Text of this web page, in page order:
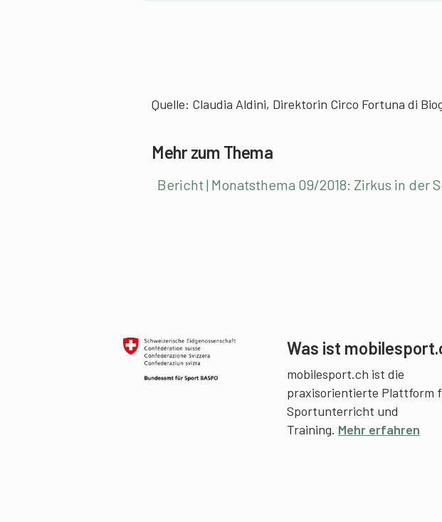
Quelle: Claudia Aldini, Direktorin Circo Fortuna di
Mehr zum Thema
Bericht | Monatsthema 09/2018: Zirkus in der
Was ist
mobilesport.ch ist die
praxisorientierte Plattform
Sportunterricht und
Training. Mehr erfahren